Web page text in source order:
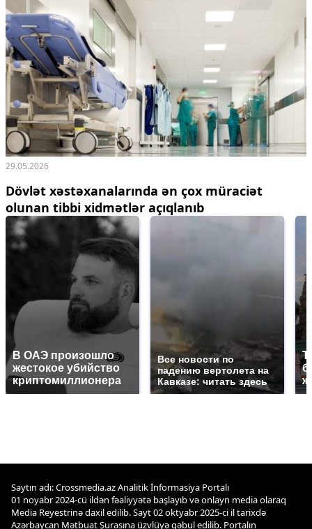
29.05.2026
Dövlət xəstəxanalarında ən çox müraciət
olunan tibbi xidmətlər açıqlanıb
В ОАЭ произошло
жестокое убийство
криптомиллионера
Все новости по
падению вертолета на
Кавказе: читать здесь
Saytın adı: Crossmedia.az Analitik İnformasiya Portalı
01 noyabr 2024-cü ildən fəaliyyətə başlayıb və onlayn media olaraq
Media Reyestrinə daxil edilib. Sayt 02 oktyabr 2025-ci il tarixdə
Azərbaycan Mətbuat Şurasına üzvlüyə qəbul edilib. Portalın